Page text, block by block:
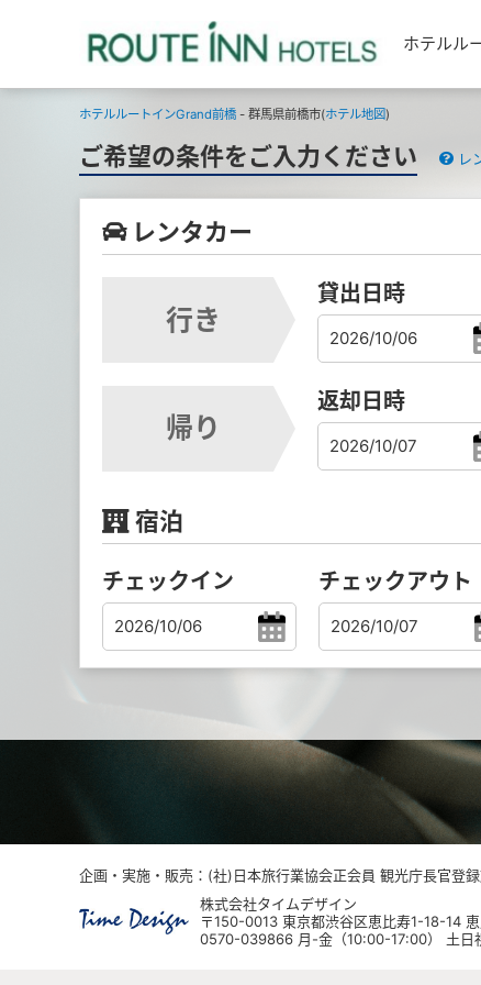
ホテルル
ホテルルートインGrand前橋 - 群馬県前橋市(ホテル地図)
ご希望の条件をご入力ください レ
レンタカー
行き
貸出日時
帰り
返却日時
宿泊
チェックイン チェックアウト
企画・実施・販売：(社)日本旅行業協会正会員 観光庁長官登
株式会社タイムデザイン
〒150-0013 東京都渋谷区恵比寿1-18-14
0570-039866 月-金（10:00-17:00） 土日